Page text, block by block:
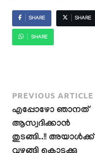
SHARE SHARE
SHARE
PREVIOUS ARTICLE
എപ്പോഴോ ഞാനത്
ആസ്വദിക്കാൻ
തുടങ്ങി..!! അയാൾക്ക്